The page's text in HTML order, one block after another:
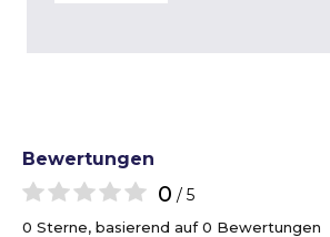
Bewertungen
0 / 5
0 Sterne, basierend auf 0 Bewertungen